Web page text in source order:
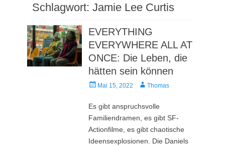
Schlagwort: Jamie Lee Curtis
EVERYTHING
EVERYWHERE ALL AT
ONCE: Die Leben, die
hätten sein können
Veröffentlicht
Mai 15, 2022 AutorThomas
Es gibt anspruchsvolle
Familiendramen, es gibt SF-
Actionfilme, es gibt chaotische
Ideensexplosionen. Die Daniels